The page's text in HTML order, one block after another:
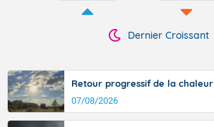
Dernier Croissant
Retour progressif de la chaleur
07/08/2026